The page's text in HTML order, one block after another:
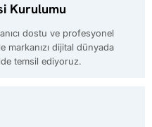
Kurulumu
dostu ve profesyonel
markanızı dijital dünyada
temsil ediyoruz.